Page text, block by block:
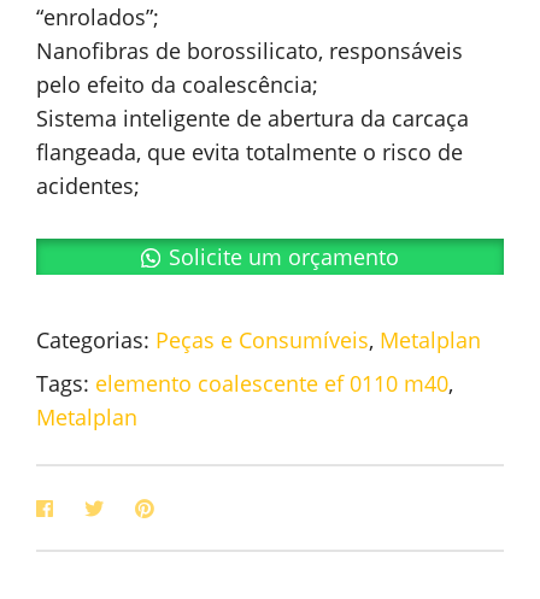
“enrolados”;
Nanofibras de borossilicato, responsáveis
pelo efeito da coalescência;
Sistema inteligente de abertura da carcaça
flangeada, que evita totalmente o risco de
acidentes;
Solicite um orçamento
Categorias: Peças e Consumíveis, Metalplan
Tags: elemento coalescente ef 0110 m40,
Metalplan